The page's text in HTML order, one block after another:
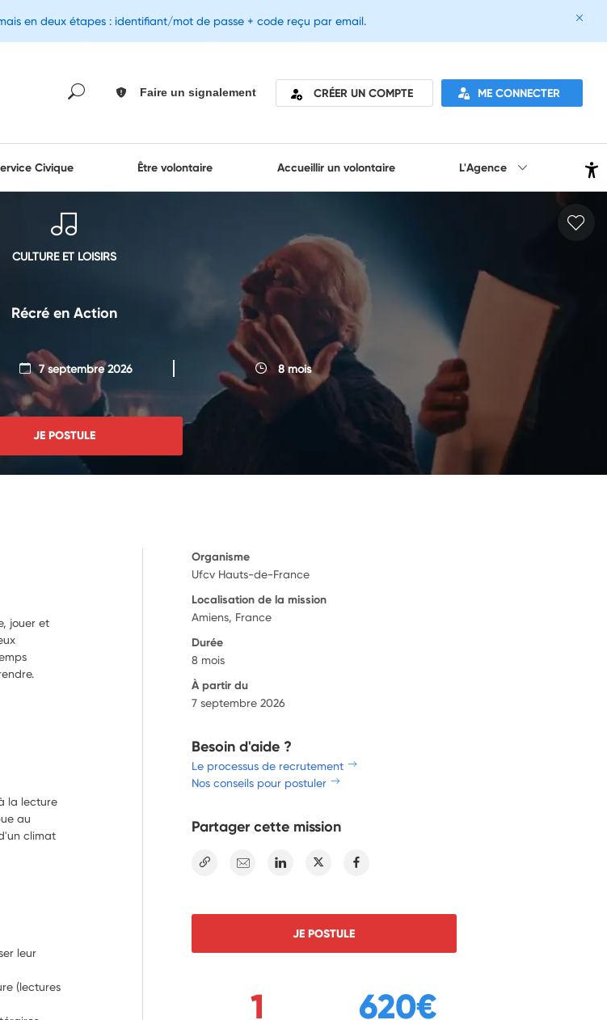
Faire un signalement CRÉER UN COMPTE ME CONNECTER
Civique Être volontaire Accueillir un volontaire L'Agence
CULTURE ET LOISIRS
Récré en Action
7 septembre 2026 8 mois
JE POSTULE
jouer et
la lecture
au
climat
leur
(lectures
Organisme
Ufcv Hauts-de-France
Localisation de la mission
Amiens, France
Durée
8 mois
À partir du
7 septembre 2026
Besoin d'aide ?
Le processus de recrutement
Nos conseils pour postuler
Partager cette mission
E-mail Linkedin Twitter
JE POSTULE
1 620€
en deux étapes : identifiant/mot de passe + code reçu par email.